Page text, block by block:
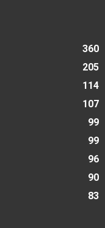
360
205
114
107
99
99
96
90
83